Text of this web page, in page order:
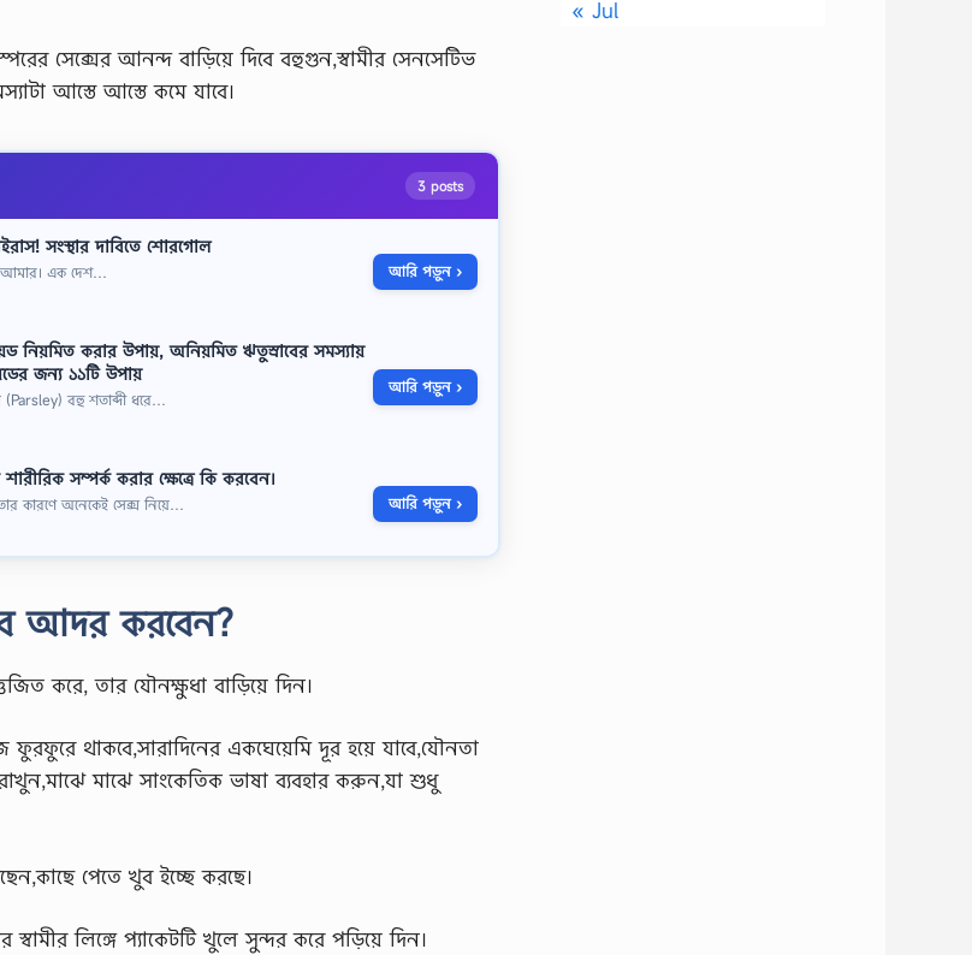
সেক্সের আনন্দ বাড়িয়ে দিবে বহুগুন,স্বামীর সেনসেটিভ
আস্তে আস্তে কমে যাবে।
3 posts
সংস্থার দাবিতে শোরগোল
আমার। এক দেশ… আরি পড়ুন ›
নিয়মিত করার উপায়, অনিয়মিত ঋতুস্রাবের সমস্যায়
জন্য ১১টি উপায়
(Parsley) বহু শতাব্দী ধরে…
আরি পড়ুন ›
সম্পর্ক করার ক্ষেত্রে কি করবেন।
কারণে অনেকেই সেক্স নিয়ে… আরি পড়ুন ›
আদর করবেন?
করে, তার যৌনক্ষুধা বাড়িয়ে দিন।
থাকবে,সারাদিনের একঘেয়েমি দূর হয়ে যাবে,যৌনতা
মাঝে সাংকেতিক ভাষা ব্যবহার করুন,যা শুধু
পেতে খুব ইচ্ছে করছে।
লিঙ্গে প্যাকেটটি খুলে সুন্দর করে পড়িয়ে দিন।
« Jul